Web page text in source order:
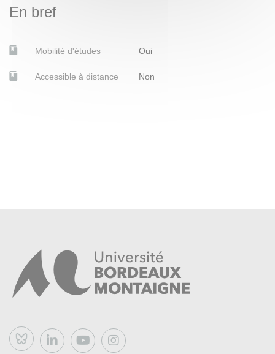
En bref
Mobilité d'études Oui
Accessible à distance Non
Bluesky